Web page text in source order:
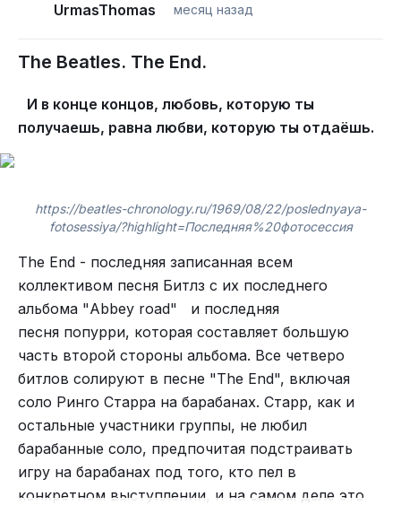
UrmasThomas месяц назад
The Beatles. The End.
И в конце концов, любовь, которую ты
получаешь, равна любви, которую ты отдаёшь.
https://beatles-chronology.ru/1969/08/22/poslednyaya-
fotosessiya/?highlight=Последняя%20фотосессия
The End - последняя записанная всем
коллективом песня Битлз с их последнего
альбома "Abbey road" и последняя
песня попурри, которая составляет большую
часть второй стороны альбома. Все четверо
битлов солируют в песне "The End", включая
соло Ринго Старра на барабанах. Старр, как и
остальные участники группы, не любил
барабанные соло, предпочитая подстраивать
игру на барабанах под того, кто пел в
конкретном выступлении, и на самом деле это